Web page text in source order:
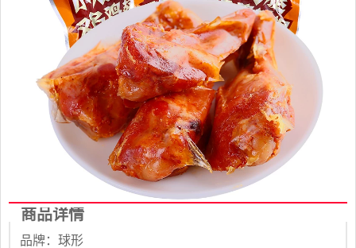
商品详情
品牌：球形